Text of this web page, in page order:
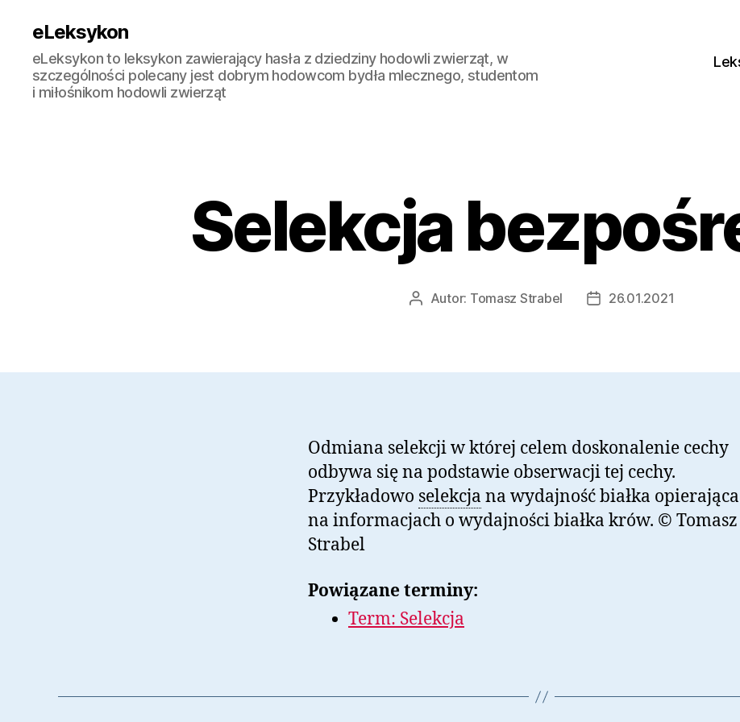
eLeksykon
eLeksykon to leksykon zawierający hasła z dziedziny hodowli zwierząt, w
szczególności polecany jest dobrym hodowcom bydła mlecznego, studentom
i miłośnikom hodowli zwierząt
Selekcja
AutorAutor: Tomasz Strabel
Data26.01.2021
Odmiana selekcji w której celem doskonalenie cechy
odbywa się na podstawie obserwacji tej cechy.
Przykładowo selekcja na wydajność białka
na informacjach o wydajności białka krów. © Tomasz
Strabel
Powiązane terminy:
Term: Selekcja